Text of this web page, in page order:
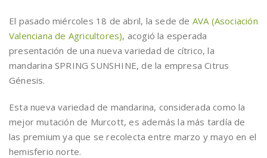
El pasado miércoles 18 de abril, la sede de AVA (Asociación
Valenciana de Agricultores), acogió la esperada
presentación de una nueva variedad de cítrico, la
mandarina SPRING SUNSHINE, de la empresa Citrus
Génesis.
Esta nueva variedad de mandarina, considerada como la
mejor mutación de Murcott, es además la más tardía de
las premium ya que se recolecta entre marzo y mayo en el
hemisferio norte.